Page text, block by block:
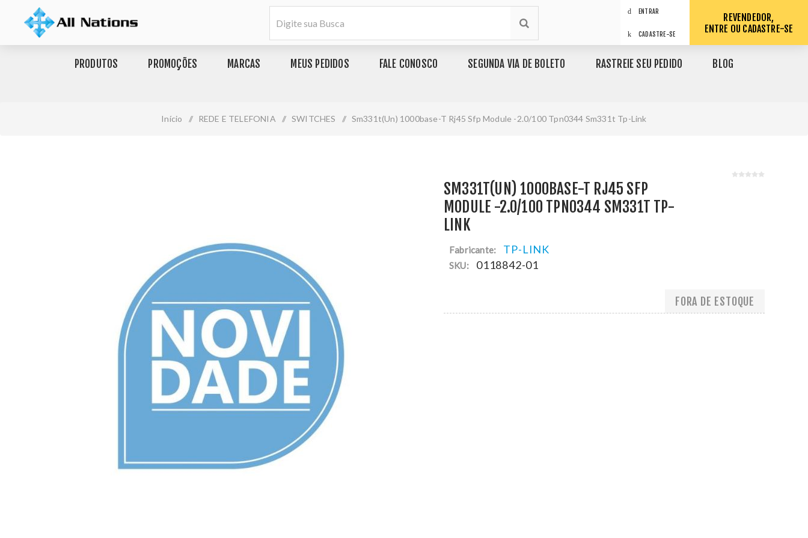
ENTRAR
CADASTRE-SE
REVENDEDOR,
ENTRE OU CADASTRE-SE
PRODUTOS PROMOÇÕES MARCAS MEUS PEDIDOS FALE CONOSCO SEGUNDA VIA DE BOLETO RASTREIE SEU PEDIDO BLOG
Início / REDE E TELEFONIA / SWITCHES / Sm331t(Un) 1000base-T Rj45 Sfp Module -2.0/100 Tpn0344 Sm331t Tp-Link
SM331T(UN) 1000BASE-T RJ45 SFP
MODULE -2.0/100 TPN0344 SM331T TP-
LINK
Fabricante: TP-LINK
SKU: 0118842-01
FORA DE ESTOQUE